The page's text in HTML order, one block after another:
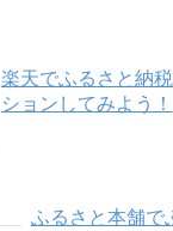
楽天でふるさと納
ションしてみよう！
ふるさと本舗で